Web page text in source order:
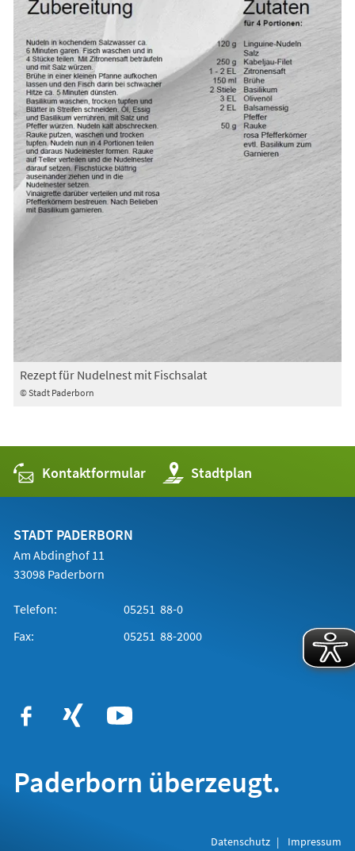
© Stadt Paderborn
Rezept für Nudelnest mit Fischsalat
Kontaktformular Stadtplan
(Öffnet
in
einem
STADT PADERBORN
Am Abdinghof 11
33098 Paderborn
Telefon:
05251 88-0
Fax:
05251 88-2000
Paderborn überzeugt.
Datenschutz Impressum